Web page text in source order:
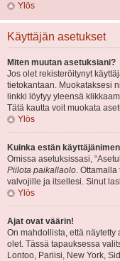
Ylös
Käyttäjän asetukset
Miten muutan asetuksiani?
Jos olet rekisteröitynyt
tietokantaan. Muokataksesi
linkki löytyy yleensä
Tätä kautta voit muokata
Ylös
Kuinka estän
Omissa asetuksissasi,
Piilota paikallaolo.
valvojille ja itsellesi. Sinut
Ylös
Ajat ovat väärin!
On mahdollista, että
olet. Tässä tapauksessa
Lontoo, Pariisi, New York,